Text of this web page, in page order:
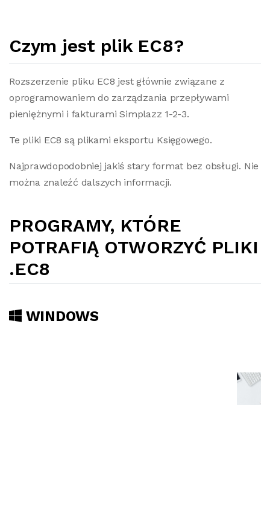
Czym jest plik EC8?
Rozszerzenie pliku EC8 jest głównie związane z
oprogramowaniem do zarządzania przepływami
pieniężnymi i fakturami Simplazz 1-2-3.
Te pliki EC8 są plikami eksportu Księgowego.
Najprawdopodobniej jakiś stary format bez obsługi. Nie
można znaleźć dalszych informacji.
PROGRAMY, KTÓRE
POTRAFIĄ OTWORZYĆ PLIKI
.EC8
WINDOWS